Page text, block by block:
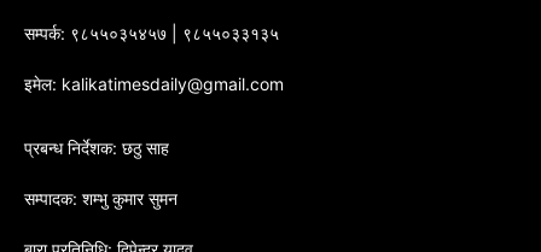
सम्पर्क: ९८५५०३५४५७ | ९८५५०३३१३५
इमेल: kalikatimesdaily@gmail.com
प्रबन्ध निर्देशक: छठु साह
सम्पादक: शम्भु कुमार सुमन